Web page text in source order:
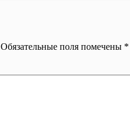
Обязательные поля помечены *